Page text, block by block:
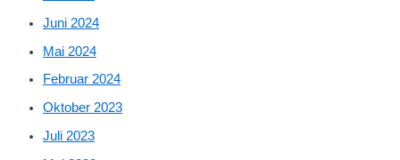
Juni 2024
Mai 2024
Februar 2024
Oktober 2023
Juli 2023